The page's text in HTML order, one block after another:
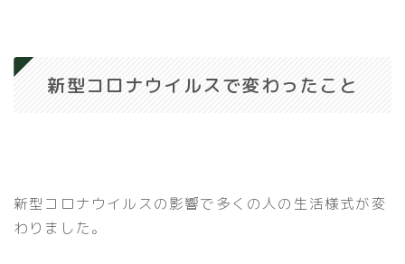
新型コロナウイルスで変わったこと
新型コロナウイルスの影響で多くの人の生活様式が変
わりました。